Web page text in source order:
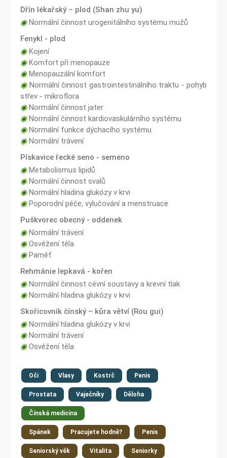
Dřín lékařský – plod (Shan zhu yu)
◉Normální činnost urogenitálního systému mužů
Fenykl - plod
◉Kojení
◉Komfort při menopauze
◉Menopauzální komfort
◉Normální činnost gastrointestinálního traktu - pohyb
střev - mikroflora
◉Normální činnost jater
◉Normální činnost kardiovaskulárního systému
◉Normální funkce dýchacího systému
◉Normální trávení
Pískavice řecké seno - semeno
◉Metabolismus lipidů
◉Normální činnost svalů
◉Normální hladina glukózy v krvi
◉Poporodní péče, vylučování a menstruace
Puškvorec obecný - oddenek
◉Normální trávení
◉Osvěžení těla
◉Paměť
Rehmánie lepkavá - kořen
◉Normální činnost cévní soustavy a krevní tlak
◉Normální hladina glukózy v krvi
Skořicovník čínský – kůra větví (Rou gui)
◉Normální hladina glukózy v krvi
◉Normální trávení
◉Osvěžení těla
Oči Vlasy Kostrč Penis
Prostata Vaječníky Děloha
Čínská medicína
Spánek Pracujete hodně? Penis
Seniorský věk Vitalita Seniorky